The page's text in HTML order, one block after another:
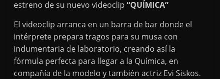
estreno de su nuevo videoclip“QUÍMICA”
El videoclip arranca en un barra de bar donde el
intérprete prepara tragos para su musa con
indumentaria de laboratorio, creando así la
fórmula perfecta para llegar a la Química, en
compañía de la modelo y también actriz Evi Siskos.